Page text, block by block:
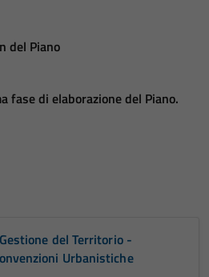
del Piano
fase di elaborazione del Piano.
del Territorio -
Urbanistiche